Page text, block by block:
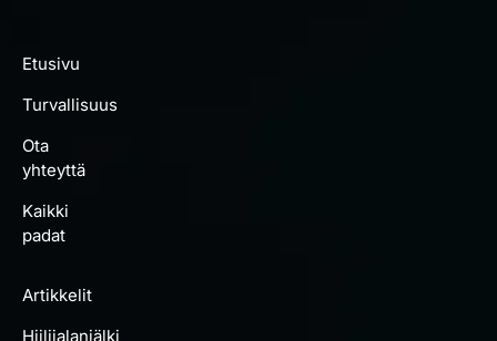
Etusivu
Turvallisuus
Ota
yhteyttä
Kaikki
padat
Artikkelit
Hiilijalanjälki